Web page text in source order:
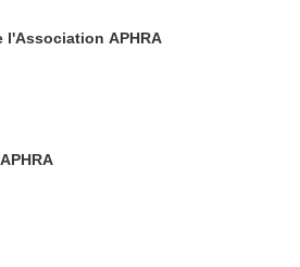
l'Association APHRA